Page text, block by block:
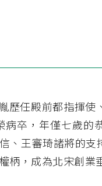
歷任殿前都指揮使
卒，年僅七歲的
、王審琦諸將的支
柄，成為北宋創業